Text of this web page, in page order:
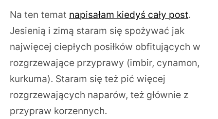
Na ten temat napisałam kiedyś cały post.
Jesienią i zimą staram się spożywać jak
najwięcej ciepłych posiłków obfitujących w
rozgrzewające przyprawy (imbir, cynamon,
kurkuma). Staram się też pić więcej
rozgrzewających naparów, też głównie z
przypraw korzennych.